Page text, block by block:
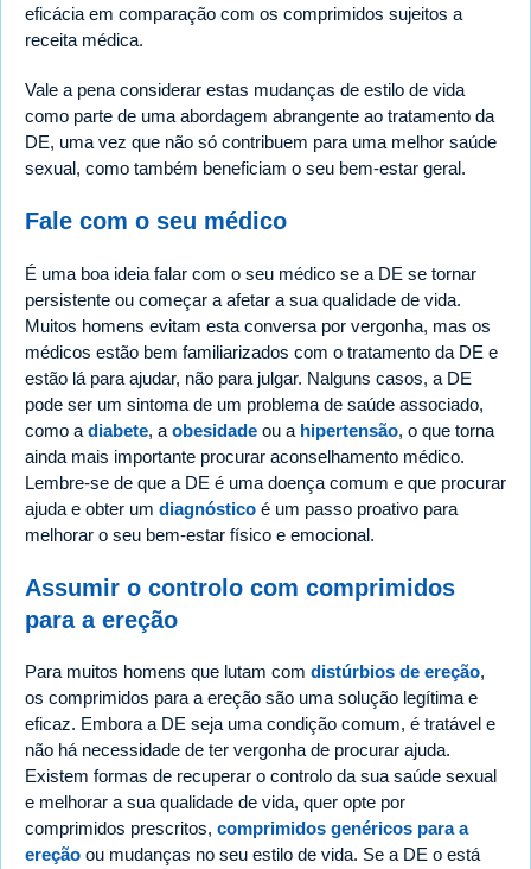
eficácia em comparação com os comprimidos sujeitos a
receita médica.
Vale a pena considerar estas mudanças de estilo de vida
como parte de uma abordagem abrangente ao tratamento da
DE, uma vez que não só contribuem para uma melhor saúde
sexual, como também beneficiam o seu bem-estar geral.
Fale com o seu médico
É uma boa ideia falar com o seu médico se a DE se tornar
persistente ou começar a afetar a sua qualidade de vida.
Muitos homens evitam esta conversa por vergonha, mas os
médicos estão bem familiarizados com o tratamento da DE e
estão lá para ajudar, não para julgar. Nalguns casos, a DE
pode ser um sintoma de um problema de saúde associado,
como a diabete, a obesidade ou a hipertensão, o que torna
ainda mais importante procurar aconselhamento médico.
Lembre-se de que a DE é uma doença comum e que procurar
ajuda e obter um diagnóstico é um passo proativo para
melhorar o seu bem-estar físico e emocional.
Assumir o controlo com comprimidos
para a ereção
Para muitos homens que lutam com distúrbios de ereção,
os comprimidos para a ereção são uma solução legítima e
eficaz. Embora a DE seja uma condição comum, é tratável e
não há necessidade de ter vergonha de procurar ajuda.
Existem formas de recuperar o controlo da sua saúde sexual
e melhorar a sua qualidade de vida, quer opte por
comprimidos prescritos, comprimidos genéricos para a
ereção ou mudanças no seu estilo de vida. Se a DE o está